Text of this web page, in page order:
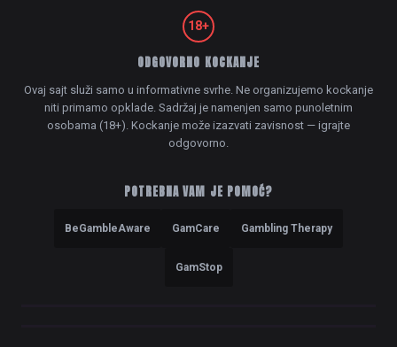
18+
ODGOVORNO KOCKANJE
Ovaj sajt služi samo u informativne svrhe. Ne organizujemo kockanje
niti primamo opklade. Sadržaj je namenjen samo punoletnim
osobama (18+). Kockanje može izazvati zavisnost — igrajte
odgovorno.
POTREBNA VAM JE POMOĆ?
BeGambleAware GamCare Gambling Therapy
GamStop